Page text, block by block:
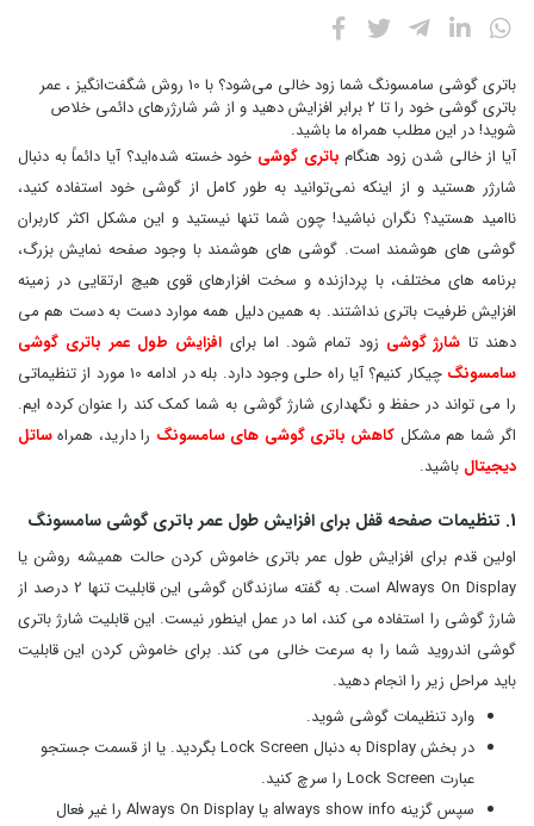
باتری گوشی سامسونگ شما زود خالی می‌شود؟ با 10 روش شگفت‌انگیز ، عمر
باتری گوشی خود را تا 2 برابر افزایش دهید و از شر شارژرهای دائمی خلاص
شوید! در این مطلب همراه ما باشید.
آیا از خالی شدن زود هنگام باتری گوشی خود خسته شده‌اید؟ آیا دائماً به دنبال
شارژر هستید و از اینکه نمی‌توانید به طور کامل از گوشی خود استفاده کنید،
ناامید هستید؟ نگران نباشید! چون شما تنها نیستید و این مشکل اکثر کاربران
گوشی های هوشمند است. گوشی های هوشمند با وجود صفحه نمایش بزرگ،
برنامه های مختلف، با پردازنده و سخت افزارهای قوی هیچ ارتقایی در زمینه
افزایش ظرفیت باتری نداشتند. به همین دلیل همه موارد دست به دست هم می
دهند تا شارژ گوشی زود تمام شود. اما برای افزایش طول عمر باتری گوشی
سامسونگ
چیکار کنیم؟ آیا راه حلی وجود دارد. بله در ادامه 10 مورد از تنظیماتی
را می تواند در حفظ و نگهداری شارژ گوشی به شما کمک کند را عنوان کرده ایم.
اگر شما هم مشکل کاهش باتری گوشی های سامسونگ را دارید، همراهساتل
دیجیتال باشید.
1. تنظیمات صفحه قفل برای افزایش طول عمر باتری گوشی سامسونگ
اولین قدم برای افزایش طول عمر باتری خاموش کردن حالت همیشه روشن یا
Always On Display است. به گفته سازندگان گوشی این قابلیت تنها 2 درصد از
شارژ گوشی را استفاده می کند، اما در عمل اینطور نیست. این قابلیت شارژ باتری
گوشی اندروید شما را به سرعت خالی می کند. برای خاموش کردن این قابلیت
باید مراحل زیر را انجام دهید.
وارد تنظیمات گوشی شوید.
در بخش Display به دنبال Lock Screen بگردید. یا از قسمت جستجو
عبارت Lock Screen را سرچ کنید.
سپس گزینه always show info یا Always On Display را غیر فعال